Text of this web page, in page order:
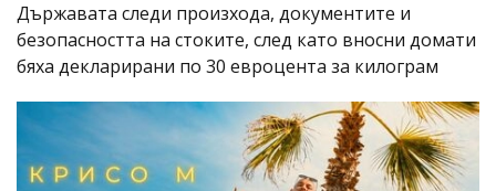
Държавата следи произхода, документите и
безопасността на стоките, след като вносни домати
бяха декларирани по 30 евроцента за килограм